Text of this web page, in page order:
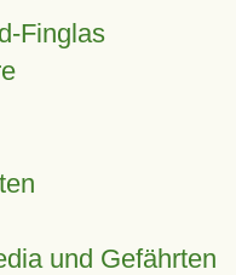
Finglas
und Gefährten